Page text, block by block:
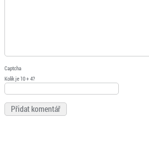
Captcha
Kolik je 10 + 4?